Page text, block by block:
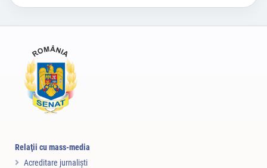
Relaţii cu mass-media
Acreditare jurnalişti